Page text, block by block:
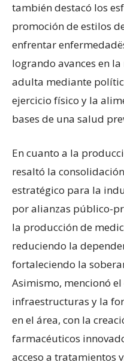
también destacó los
promoción de estilos
enfrentar
logrando avances en
adulta mediante
ejercicio físico y la
bases de una salud
En cuanto a la
resaltó la
estratégico para la
por alianzas público-
la producción de
reduciendo la
fortaleciendo la
Asimismo, mencionó
infraestructuras y la
en el área, con la
farmacéuticos
acceso a tratamientos